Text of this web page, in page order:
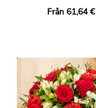
Från 61,64 €